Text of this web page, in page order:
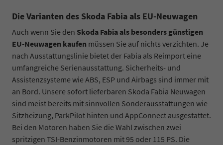
Die Varianten des Skoda Fabia als EU-Neuwagen
Auch wenn Sie den Skoda Fabia als besonders günstigen
EU-Neuwagen kaufen müssen Sie auf nichts verzichten. Je
nach Ausstattungslinie bietet der Fabia als Reimport eine
umfangreiche Serienausstattung. Sicherheits- und
Assistenzsysteme wie ABS, ESP und Airbags sind immer mit
an Bord. Unsere sofort lieferbaren Skoda Fabia Neuwagen
sind meist bereits mit sinnvollen Sonderausstattungen wie
Sitzheizung, ParkPilot hinten und AppConnect ausgestattet.
Bei den Motoren haben Sie die Wahl zwischen zwei
spritzigen TSI-Benzinmotoren mit 95 oder 115 PS. Die